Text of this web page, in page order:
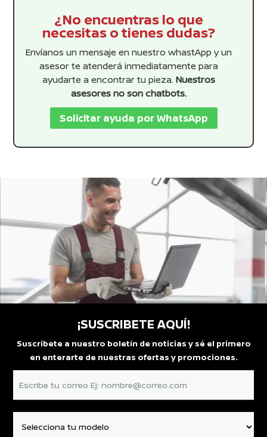
¿No encuentras lo que
necesitas o tienes dudas?
Envíanos un mensaje en nuestro whastApp y un
asesor te atenderá inmediatamente para
ayudarte a encontrar tu pieza. Nuestros
asesores no son chatbots.
Solicitar ayuda por WhatsApp
¡SUSCRIBETE AQUÍ!
Suscríbete a nuestro boletín de noticias y sé el primero
en enterarte de nuestras ofertas y promociones.